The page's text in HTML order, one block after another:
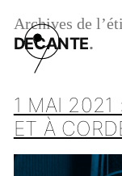
Archives de
DECANTE
1 MAI 2021
ET À